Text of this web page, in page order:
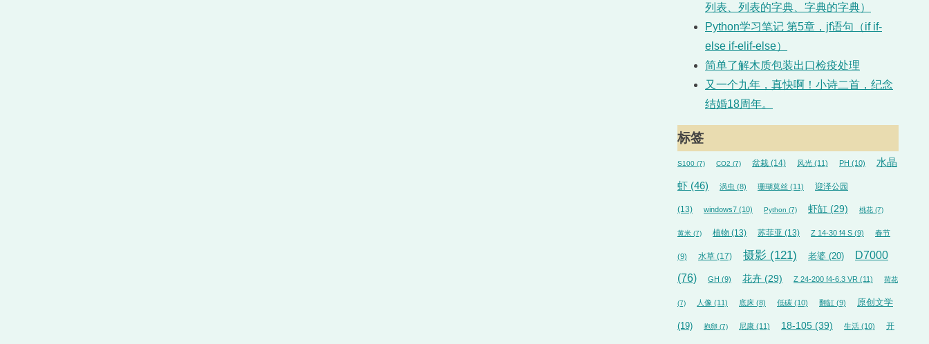
列表、列表的字典、字典的字典）
Python学习笔记 第5章，jf语句（if if-
else if-elif-else）
简单了解木质包装出口检疫处理
又一个九年，真快啊！小诗二首，纪念
结婚18周年。
标签
S100 (7) CO2 (7) 盆栽 (14) 风光 (11) PH (10) 水晶
虾 (46) 涡虫 (8) 珊瑚莫丝 (11) 迎泽公园
(13) windows7 (10) Python (7) 虾缸 (29) 桃花 (7)
黄米 (7) 植物 (13) 苏菲亚 (13) Z 14-30 f4 S (9) 春节
(9) 水草 (17) 摄影 (121) 老婆 (20)
D7000
(76)
GH (9) 花卉 (29) Z 24-200 f4-6.3 VR (11) 荷花
(7) 人像 (11) 底床 (8) 低碳 (10) 翻缸 (9) 原创文学
(19) 抱卵 (7) 尼康 (11) 18-105 (39) 生活 (10) 开